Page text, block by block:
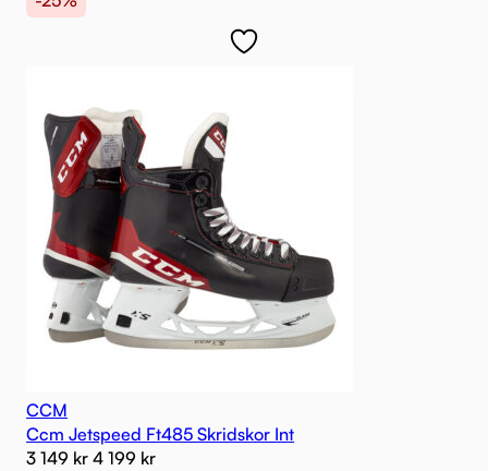
CCM
Ccm Jetspeed Ft485 Skridskor Int
3 149 kr 4 199 kr